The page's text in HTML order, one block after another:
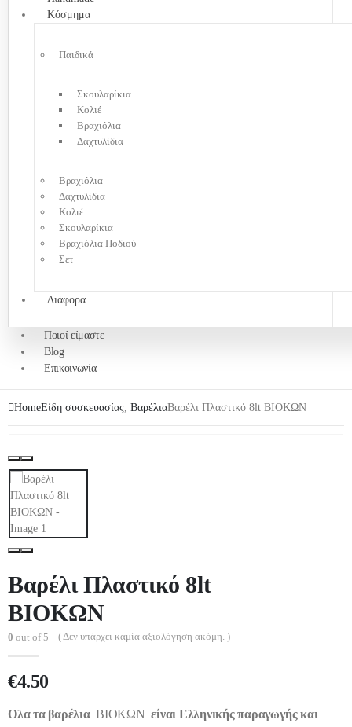
Κόσμημα
Παιδικά
Σκουλαρίκια
Κολιέ
Βραχιόλια
Δαχτυλίδια
Βραχιόλια
Δαχτυλίδια
Κολιέ
Σκουλαρίκια
Βραχιόλια Ποδιού
Σετ
Διάφορα
Ποιοί είμαστε
Blog
Επικοινωνία
HomeΕίδη συσκευασίας, ΒαρέλιαΒαρέλι Πλαστικό 8lt ΒΙΟΚΩΝ
Βαρέλι Πλαστικό 8lt
ΒΙΟΚΩΝ
0 out of 5 ( Δεν υπάρχει καμία αξιολόγηση ακόμη. )
€4.50
Ολα τα βαρέλια ΒΙΟΚΩΝ είναι Ελληνικής παραγωγής και